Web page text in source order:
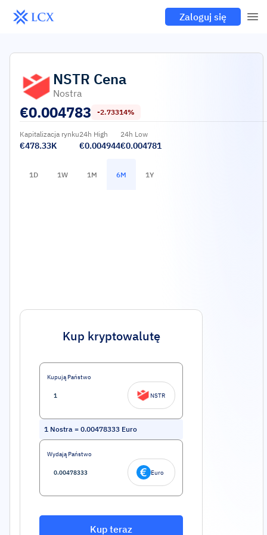
Zaloguj się
NSTR Cena
Nostra
€0.004783 -2.73314%
Kapitalizacja rynku
€478.33K
24h High
€0.004944
24h Low
€0.004781
1D 1W 1M 6M 1Y
Kup kryptowalutę
Kupują Państwo
NSTR
1 Nostra = 0.00478333 Euro
Wydają Państwo
Euro
Kup teraz